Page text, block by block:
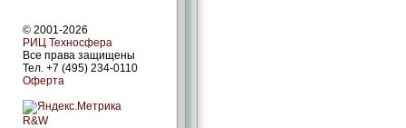
© 2001-2026
РИЦ Техносфера
Все права защищены
Тел. +7 (495) 234-0110
Оферта
R&W